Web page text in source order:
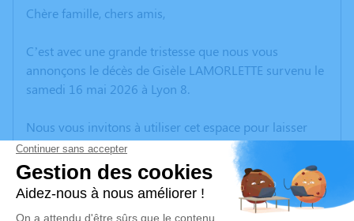
Chère famille, chers amis,
C’est avec une grande tristesse que nous vous
annonçons le décès de Gisèle LAMORLETTE survenu le
samedi 16 mai 2026 à Lyon 8.
Nous vous invitons à utiliser cet espace pour laisser
vos condoléances, partager des photos souvenirs, une
anecdote ou exprimer vos pensées à travers des
poèmes ou des textes. Cet endroit est un lieu
d'expression dédié à honorer la mémoire de Gisèle